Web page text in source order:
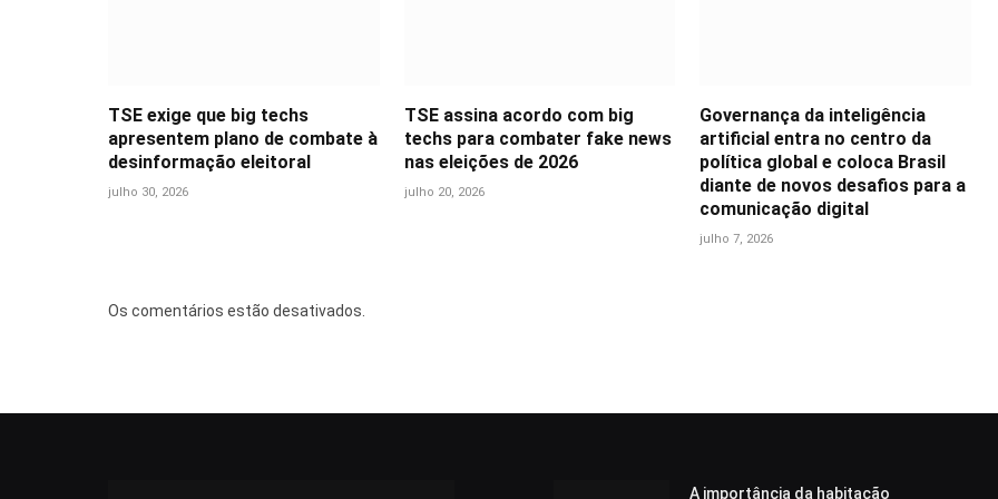
TSE exige que big techs
apresentem plano de combate à
desinformação eleitoral
julho 30, 2026
TSE assina acordo com big
techs para combater fake news
nas eleições de 2026
julho 20, 2026
Governança da inteligência
artificial entra no centro da
política global e coloca Brasil
diante de novos desafios para a
comunicação digital
julho 7, 2026
Os comentários estão desativados.
A importância da habitação